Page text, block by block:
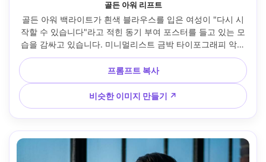
골든 아워 리프트
골든 아워 백라이트가 흰색 블라우스를 입은 여성이 "다시 시
작할 수 있습니다"라고 적힌 동기 부여 포스터를 들고 있는 모
습을 감싸고 있습니다. 미니멀리스트 금박 타이포그래피 악센
트가 있는 손으로 적힌 타이포그래피, 태양 플레어가 있는 출
입구에서 촬영, Sony A7IV, 50mm f/1.4, 수직 미드샷, 희망적
인 분위기, 사실적인 피부 질감, 자연 그림자, 따뜻한 색상 등
급, 고해상도 --ar 4:5
프롬프트 복사
비슷한 이미지 만들기 ↗